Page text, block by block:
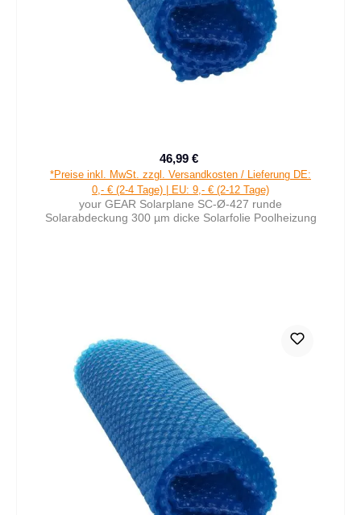
Verkaufspreis:
46,99 €
*Preise inkl. MwSt. zzgl. Versandkosten / Lieferung DE:
0,- € (2-4 Tage) | EU: 9,- € (2-12 Tage)
your GEAR Solarplane SC-Ø-427 runde
Solarabdeckung 300 µm dicke Solarfolie Poolheizung